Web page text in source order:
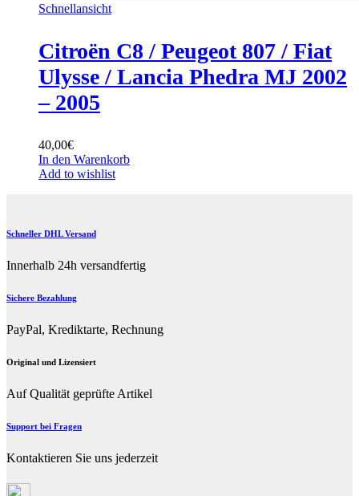
Schnellansicht
Citroën C8 / Peugeot 807 / Fiat
Ulysse / Lancia Phedra MJ 2002
– 2005
40,00€
In den Warenkorb
Add to wishlist
Schneller DHL Versand
Innerhalb 24h versandfertig
Sichere Bezahlung
PayPal, Krediktarte, Rechnung
Original und Lizensiert
Auf Qualität geprüfte Artikel
Support bei Fragen
Kontaktieren Sie uns jederzeit